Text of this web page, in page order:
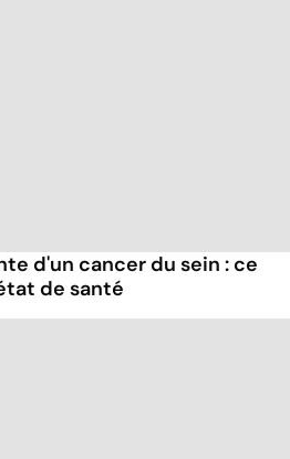
d'un cancer du sein : ce
de santé